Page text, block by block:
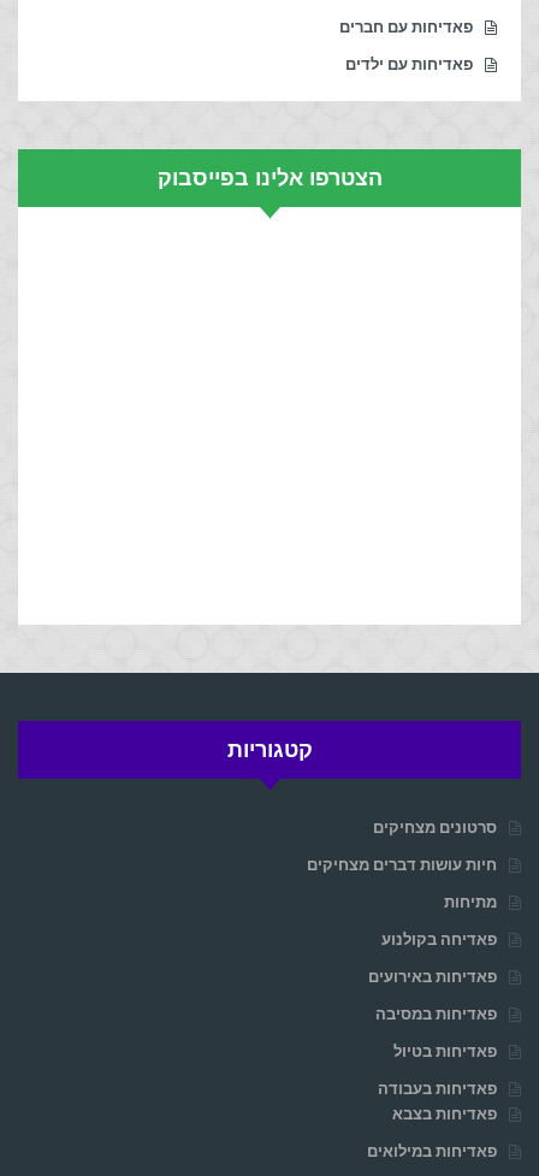
פאדיחות עם חברים
פאדיחות עם ילדים
הצטרפו אלינו בפייסבוק
קטגוריות
סרטונים מצחיקים
חיות עושות דברים מצחיקים
מתיחות
פאדיחה בקולנוע
פאדיחות באירועים
פאדיחות במסיבה
פאדיחות בטיול
פאדיחות בעבודה
פאדיחות בצבא
פאדיחות במילואים